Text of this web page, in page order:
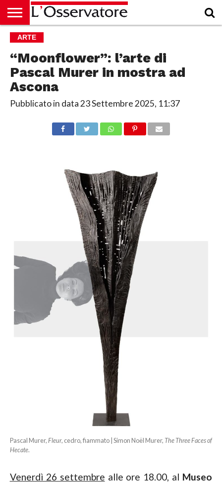
HOME
CULTURA
ECONOMIA
RUBRICHE
ARCHIVIO
PODCAST
ABBONAMENTO
CHI
ACCEDI
ARTE
“Moonflower”: l’arte di
Pascal Murer in mostra ad
Ascona
Pubblicato in data23 Settembre 2025, 11:37
Pascal Murer,Fleur, cedro, fiammato | Simon Noël Murer, The Three Faces of
Hecate.
Venerdì 26 settembre alle ore 18.00, al Museo